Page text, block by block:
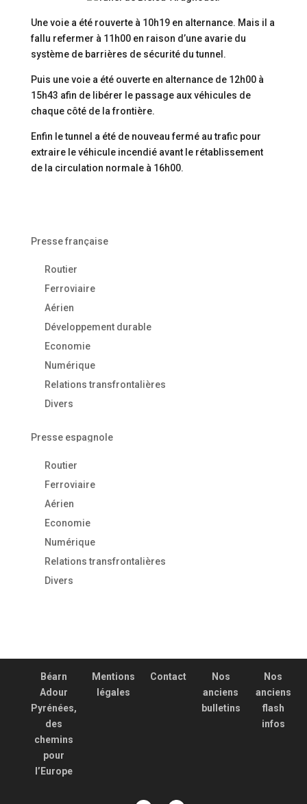
Une voie a été rouverte à 10h19 en alternance. Mais il a
fallu refermer à 11h00 en raison d’une avarie du
système de barrières de sécurité du tunnel.
Puis une voie a été ouverte en alternance de 12h00 à
15h43 afin de libérer le passage aux véhicules de
chaque côté de la frontière.
Enfin le tunnel a été de nouveau fermé au trafic pour
extraire le véhicule incendié avant le rétablissement
de la circulation normale à 16h00.
Presse française
Routier
Ferroviaire
Aérien
Développement durable
Economie
Numérique
Relations transfrontalières
Divers
Presse espagnole
Routier
Ferroviaire
Aérien
Economie
Numérique
Relations transfrontalières
Divers
Béarn
Adour
Pyrénées,
des
chemins
pour
l’Europe
Mentions
légales
Contact
Nos
anciens
bulletins
Nos
anciens
flash
infos